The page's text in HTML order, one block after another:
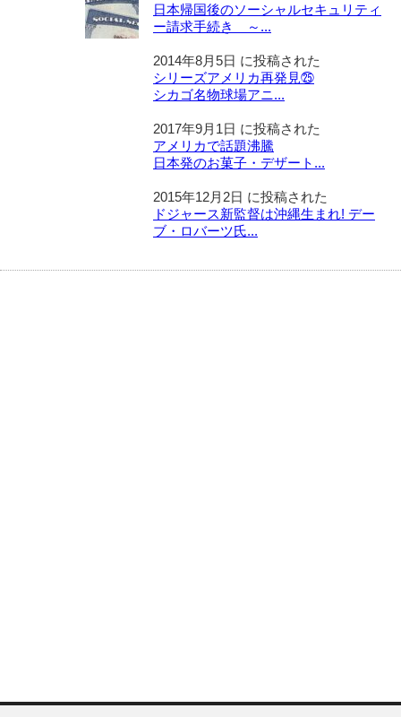
日本帰国後のソーシャルセキュリティ
ー請求手続き ～...
2014年8月5日 に投稿された
シリーズアメリカ再発見㉕
シカゴ名物球場アニ...
2017年9月1日 に投稿された
アメリカで話題沸騰
日本発のお菓子・デザート...
2015年12月2日 に投稿された
ドジャース新監督は沖縄生まれ! デー
ブ・ロバーツ氏...